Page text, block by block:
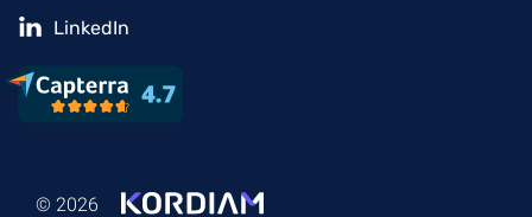
LinkedIn
© 2026